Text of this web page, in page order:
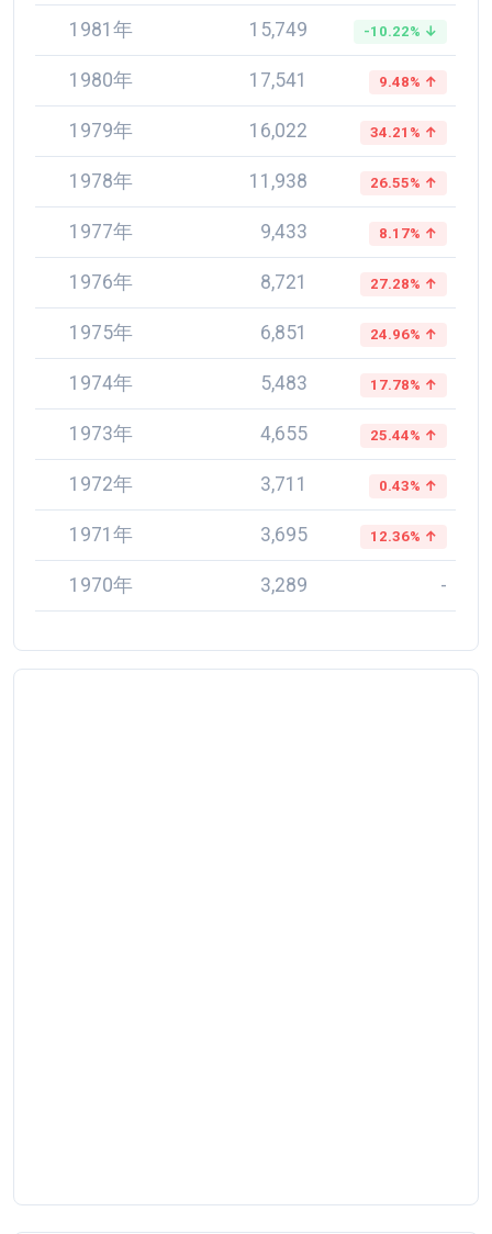
1981年 15,749 -10.22% ↓
1980年 17,541 9.48% ↑
1979年 16,022 34.21% ↑
1978年 11,938 26.55% ↑
1977年 9,433 8.17% ↑
1976年 8,721 27.28% ↑
1975年 6,851 24.96% ↑
1974年 5,483 17.78% ↑
1973年 4,655 25.44% ↑
1972年 3,711 0.43% ↑
1971年 3,695 12.36% ↑
1970年 3,289 -